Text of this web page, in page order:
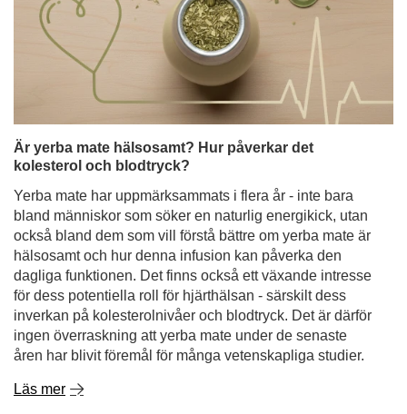
Är yerba mate hälsosamt? Hur påverkar det
kolesterol och blodtryck?
Yerba mate har uppmärksammats i flera år - inte bara
bland människor som söker en naturlig energikick, utan
också bland dem som vill förstå bättre om yerba mate är
hälsosamt och hur denna infusion kan påverka den
dagliga funktionen. Det finns också ett växande intresse
för dess potentiella roll för hjärthälsan - särskilt dess
inverkan på kolesterolnivåer och blodtryck. Det är därför
ingen överraskning att yerba mate under de senaste
åren har blivit föremål för många vetenskapliga studier.
Läs mer